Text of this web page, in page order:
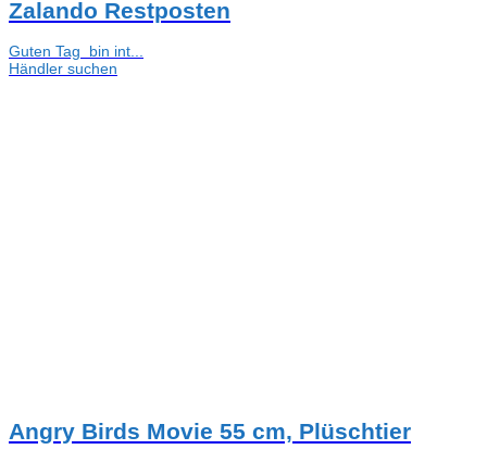
Zalando Restposten
Guten Tag bin int...
Händler suchen
Angry Birds Movie 55 cm, Plüschtier